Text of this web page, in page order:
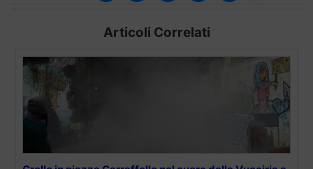
Articoli Correlati